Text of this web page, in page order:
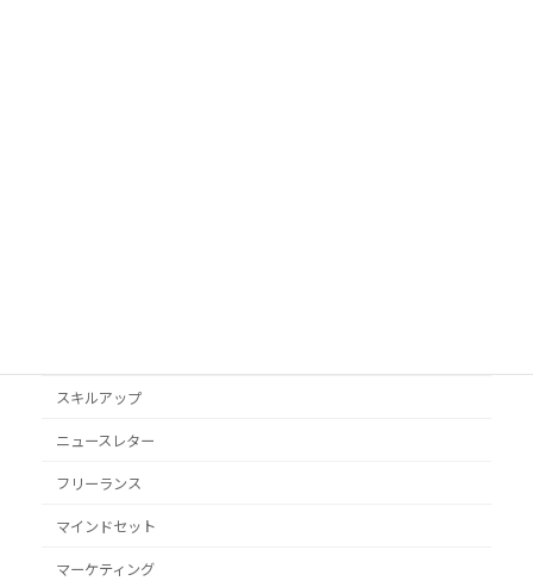
スキルアップ
ニュースレター
フリーランス
マインドセット
マーケティング